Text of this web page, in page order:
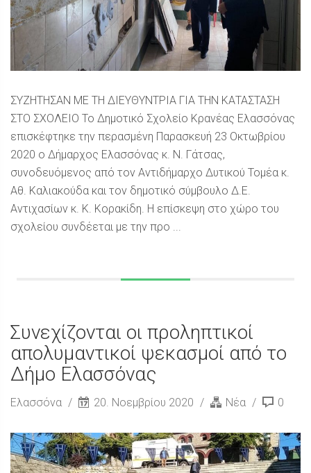
ΣΥΖΗΤΗΣΑΝ ΜΕ ΤΗ ΔΙΕΥΘΥΝΤΡΙΑ ΓΙΑ ΤΗΝ ΚΑΤΑΣΤΑΣΗ
ΣΤΟ ΣΧΟΛΕΙΟ Το Δημοτικό Σχολείο Κρανέας Ελασσόνας
επισκέφτηκε την περασμένη Παρασκευή 23 Οκτωβρίου
2020 ο Δήμαρχος Ελασσόνας κ. Ν. Γάτσας,
συνοδευόμενος από τον Αντιδήμαρχο Δυτικού Τομέα κ.
Αθ. Καλιακούδα και τον δημοτικό σύμβουλο Δ.Ε.
Αντιχασίων κ. Κ. Κορακίδη. Η επίσκεψη στο χώρο του
σχολείου συνδέεται με την προ ...
Συνεχίζονται οι προληπτικοί
απολυμαντικοί ψεκασμοί από το
Δήμο Ελασσόνας
Ελασσόνα 20. Νοεμβρίου 2020 Νέα 0